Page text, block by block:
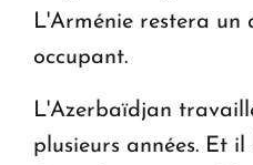
L'Arménie restera un
occupant.
L'Azerbaïdjan
plusieurs années. Et